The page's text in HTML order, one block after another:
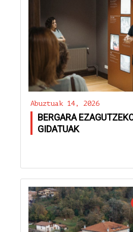
Abuztuak 14, 2026
BERGARA
GIDATUAK